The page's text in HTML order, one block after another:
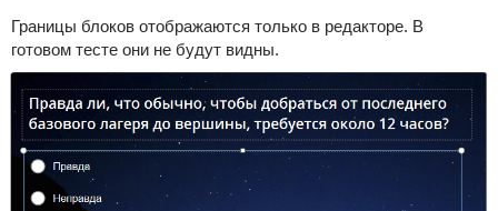
Границы блоков отображаются только в редакторе. В
готовом тесте они не будут видны.